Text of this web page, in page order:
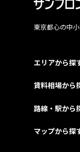
東京都心の中
エリアから探
賃料相場から
路線・駅から
マップから探